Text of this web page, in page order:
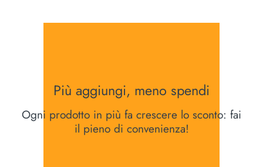
Più aggiungi, meno spendi
Ogni prodotto in più fa crescere lo sconto: fai
il pieno di convenienza!